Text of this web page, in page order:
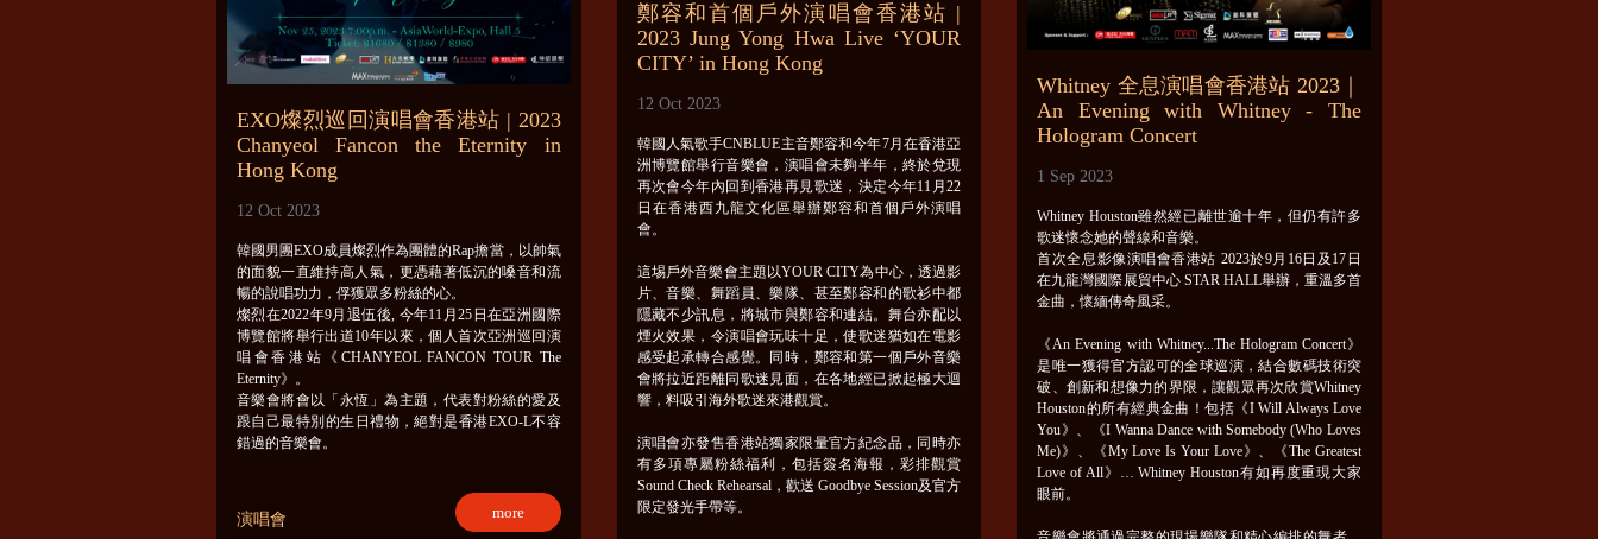
EXO燦烈巡回演唱會香港站 | 2023
Chanyeol Fancon the Eternity in
Hong Kong
12 Oct 2023
韓國男團EXO成員燦烈作為團體的Rap擔當，以帥氣
的面貌一直維持高人氣，更憑藉著低沉的嗓音和流
暢的說唱功力，俘獲眾多粉絲的心。
燦烈在2022年9月退伍後, 今年11月25日在亞洲國際
博覽館將舉行出道10年以來，個人首次亞洲巡回演
唱會香港站《CHANYEOL FANCON TOUR The
Eternity》。
音樂會將會以「永恆」為主題，代表對粉絲的愛及
跟自己最特別的生日禮物，絕對是香港EXO-L不容
錯過的音樂會。
演唱會 more
鄭容和首個戶外演唱會香港站 |
2023 Jung Yong Hwa Live ‘YOUR
CITY’ in Hong Kong
12 Oct 2023
韓國人氣歌手CNBLUE主音鄭容和今年7月在香港亞
洲博覽館舉行音樂會，演唱會未夠半年，終於兌現
再次會今年內回到香港再見歌迷，決定今年11月22
日在香港西九龍文化區舉辦鄭容和首個戶外演唱
會。
這埸戶外音樂會主題以YOUR CITY為中心，透過影
片、音樂、舞蹈員、樂隊、甚至鄭容和的歌衫中都
隱藏不少訊息，將城市與鄭容和連結。舞台亦配以
煙火效果，令演唱會玩味十足，使歌迷猶如在電影
感受起承轉合感覺。同時，鄭容和第一個戶外音樂
會將拉近距離同歌迷見面，在各地經已掀起極大迴
響，料吸引海外歌迷來港觀賞。
演唱會亦發售香港站獨家限量官方紀念品，同時亦
有多項專屬粉絲福利，包括簽名海報，彩排觀賞
Sound Check Rehearsal，歡送 Goodbye Session及官方
限定發光手帶等。
Whitney 全息演唱會香港站 2023｜
An Evening with Whitney - The
Hologram Concert
1 Sep 2023
Whitney Houston雖然經已離世逾十年，但仍有許多
歌迷懷念她的聲線和音樂。
首次全息影像演唱會香港站 2023於9月16日及17日
在九龍灣國際展貿中心 STAR HALL舉辦，重溫多首
金曲，懷緬傳奇風采。
《An Evening with Whitney...The Hologram Concert》
是唯一獲得官方認可的全球巡演，結合數碼技術突
破、創新和想像力的界限，讓觀眾再次欣賞Whitney
Houston的所有經典金曲！包括《I Will Always Love
You》、《I Wanna Dance with Somebody (Who Loves
Me)》、《My Love Is Your Love》、《The Greatest
Love of All》… Whitney Houston有如再度重現大家
眼前。